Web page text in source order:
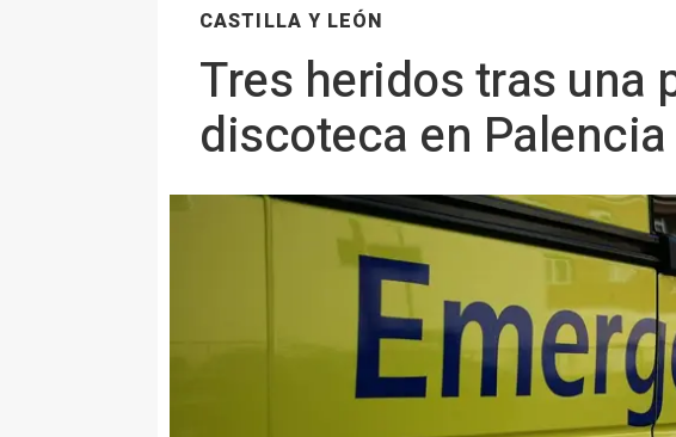
CASTILLA Y LEÓN
Tres heridos tras una
discoteca en Palencia